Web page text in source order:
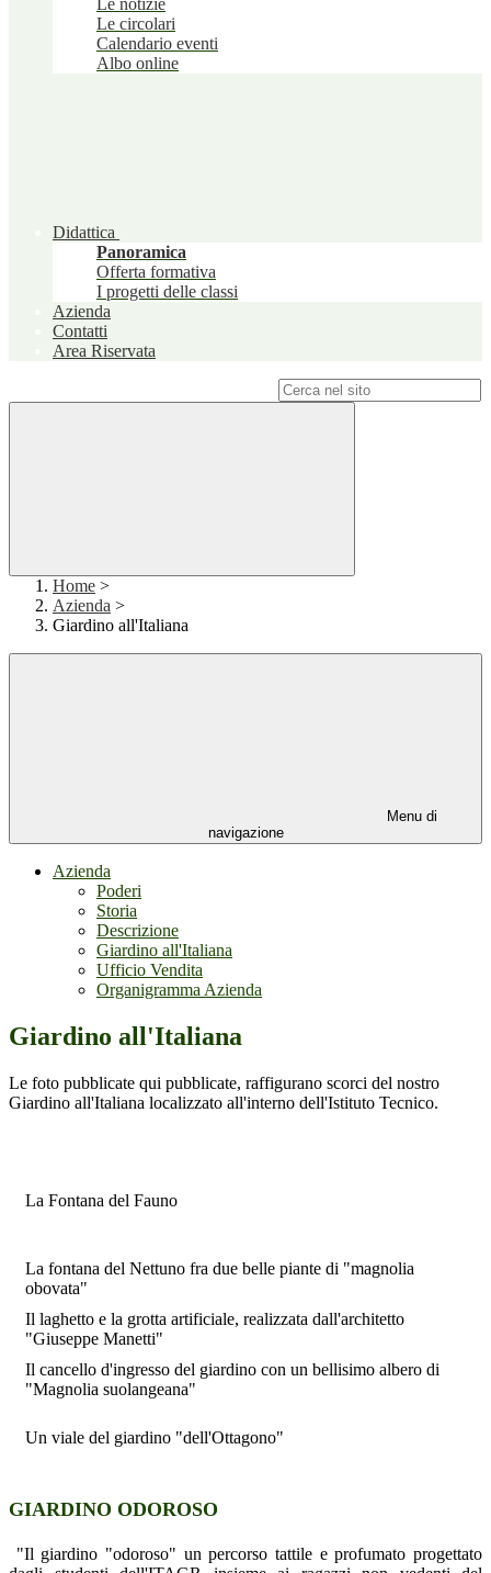
Le notizie
Le circolari
Calendario eventi
Albo online
Didattica
Panoramica
Offerta formativa
I progetti delle classi
Azienda
Contatti
Area Riservata
Home >
Azienda >
Giardino all'Italiana
Menu di
navigazione
Azienda
Poderi
Storia
Descrizione
Giardino all'Italiana
Ufficio Vendita
Organigramma Azienda
Giardino all'Italiana
Le foto pubblicate qui pubblicate, raffigurano scorci del nostro
Giardino all'Italiana localizzato all'interno dell'Istituto Tecnico.
La Fontana del Fauno
La fontana del Nettuno fra due belle piante di "magnolia
obovata"
Il laghetto e la grotta artificiale, realizzata dall'architetto
"Giuseppe Manetti"
Il cancello d'ingresso del giardino con un bellisimo albero di
"Magnolia suolangeana"
Un viale del giardino "dell'Ottagono"
GIARDINO ODOROSO
"Il giardino "odoroso" un percorso tattile e profumato progettato